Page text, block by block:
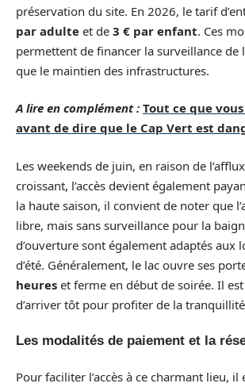
préservation du site. En 2026, le tarif
par adulte et de 3 € par enfant. Ces
permettent de financer la surveillance de
que le maintien des infrastructures.
A lire en complément : Tout ce que
avant de dire que le Cap Vert est
Les weekends de juin, en raison de
croissant, l’accès devient également
la haute saison, il convient de noter que
libre, mais sans surveillance pour la
d’ouverture sont également adaptés aux
d’été. Généralement, le lac ouvre ses
heures et ferme en début de soirée. Il
d’arriver tôt pour profiter de la
Les modalités de paiement et la
Pour faciliter l’accès à ce charmant lieu, il